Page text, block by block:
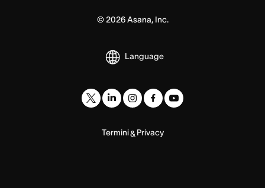
© 2026Asana, Inc.
Language
Termini& Privacy